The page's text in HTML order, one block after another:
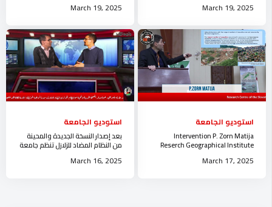
March 19, 2025
March 19, 2025
استوديو الجامعة
Intervention P. Zorn Matija
Reserch Geographical Institute
March 17, 2025
استوديو الجامعة
بعد إصدار النسخة الجديدة والمحينة
من النظام المضاد للزلازل تنظم جامعة
March 16, 2025